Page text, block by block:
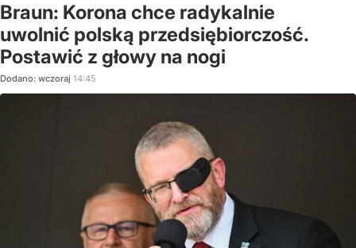
Braun: Korona chce radykalnie
uwolnić polską przedsiębiorczość.
Postawić z głowy na nogi
Dodano: wczoraj 14:45